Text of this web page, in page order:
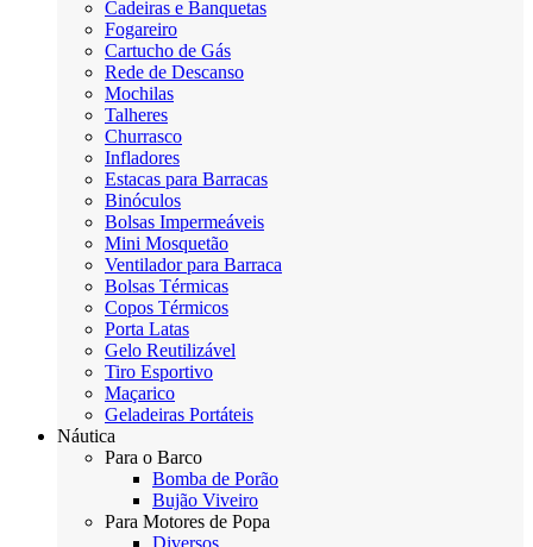
Cadeiras e Banquetas
Fogareiro
Cartucho de Gás
Rede de Descanso
Mochilas
Talheres
Churrasco
Infladores
Estacas para Barracas
Binóculos
Bolsas Impermeáveis
Mini Mosquetão
Ventilador para Barraca
Bolsas Térmicas
Copos Térmicos
Porta Latas
Gelo Reutilizável
Tiro Esportivo
Maçarico
Geladeiras Portáteis
Náutica
Para o Barco
Bomba de Porão
Bujão Viveiro
Para Motores de Popa
Diversos